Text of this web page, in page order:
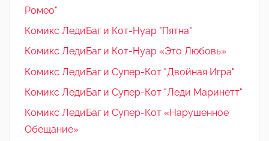
Ромео"
Комикс ЛедиБаг и Кот-Нуар "Пятна"
Комикс ЛедиБаг и Кот-Нуар «Это Любовь»
Комикс ЛедиБаг и Супер-Кот "Двойная Игра"
Комикс ЛедиБаг и Супер-Кот "Леди Маринетт"
Комикс ЛедиБаг и Супер-Кот «Нарушенное
Обещание»